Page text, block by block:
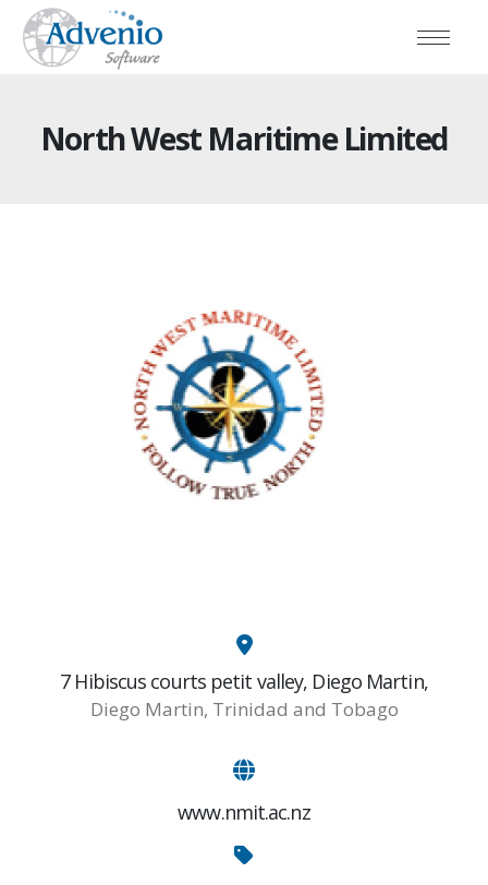
North West Maritime Limited
7 Hibiscus courts petit valley, Diego Martin,
Diego Martin, Trinidad and Tobago
www.nmit.ac.nz